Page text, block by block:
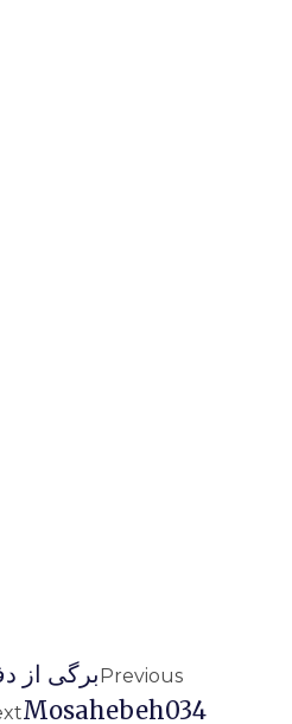
Previousبرگی از
Mosahebeh034